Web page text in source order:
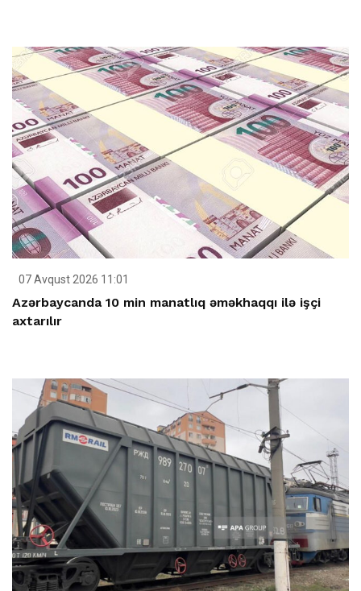
07 Avqust 2026 11:01
Azərbaycanda 10 min manatlıq əməkhaqqı ilə işçi
axtarılır